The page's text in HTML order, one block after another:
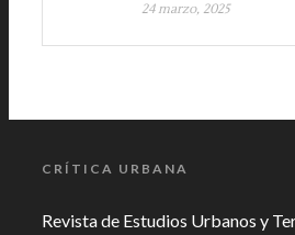
24 marzo, 2025
CRÍTICA URBANA
Revista de Estudios Urbanos y